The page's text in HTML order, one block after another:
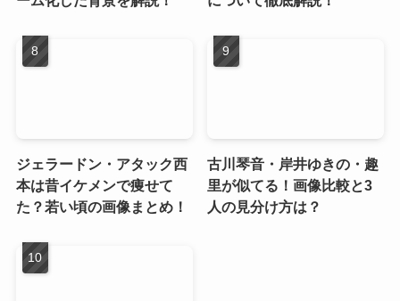
ジェラードン・アタック西
本は昔イケメンで痩せて
た？若い頃の画像まとめ！
古川琴音・岸井ゆきの・趣
里が似てる！画像比較と3
人の見分け方は？